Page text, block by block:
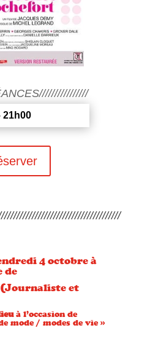
21h00
4 octobre à
de
Journaliste et
à l’occasion de
mode / modes de vie »